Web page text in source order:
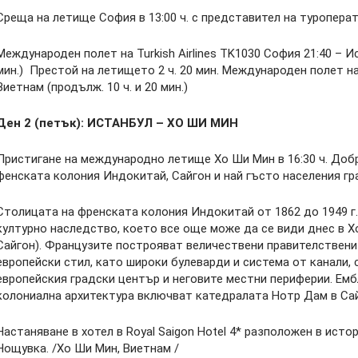
на летище София в 13:00 ч. с представител на
полет на Turkish Airlines TK1030 София 21:40 –
Престой на летището 2 ч. 20 мин. Международен полет
(продълж. 10 ч. и 20 мин.)
2 (петък): ИСТАНБУЛ – ХО ШИ МИН
на международно летище Хо Ши Мин в 16:30 ч.
колония Индокитай, Сайгон и най гъсто населения
на френската колония Индокитай от 1862 до 1949
наследство, което все още може да се види днес в
Французите построяват величествени
стил, като широки булеварди и система от
градски център и неговите местни периферии.
архитектура включват катедралата Нотр Дам в
в хотел в Royal Saigon Hotel 4* разположен в
/Хо Ши Мин, Виетнам /